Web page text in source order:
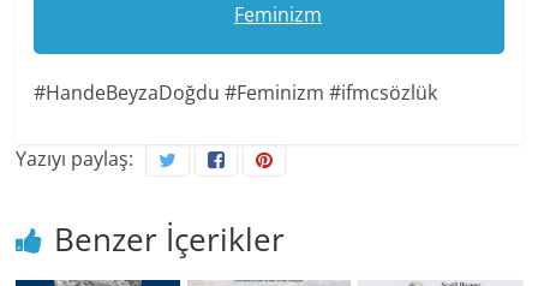
Feminizm
#HandeBeyzaDoğdu #Feminizm #ifmcsözlük
Yazıyı paylaş:
Benzer İçerikler